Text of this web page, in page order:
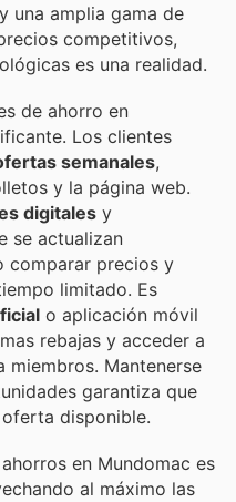
una amplia gama de
competitivos,
es una realidad.
de ahorro en
Los clientes
semanales,
y la página web.
digitales y
se actualizan
comparar precios y
limitado. Es
o aplicación móvil
rebajas y acceder a
miembros. Mantenerse
garantiza que
disponible.
en Mundomac es
al máximo las